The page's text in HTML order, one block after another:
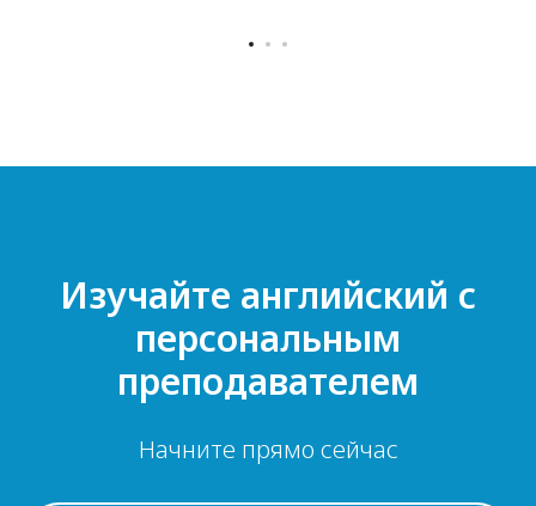
Изучайте английский с
персональным
преподавателем
Начните прямо сейчас